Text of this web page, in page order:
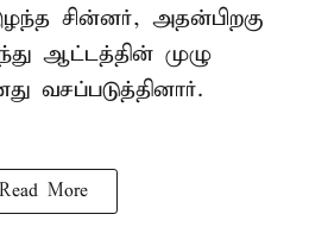
சின்னர், அதன்பிறகு
ஆட்டத்தின் முழு
வசப்படுத்தினார்.
Read More